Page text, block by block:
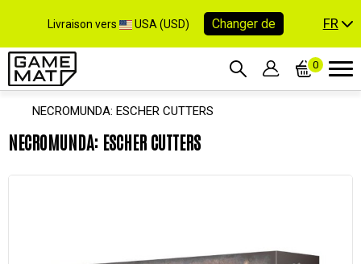
Livraison vers USA (USD) Changer de FR
0
NECROMUNDA: ESCHER CUTTERS
NECROMUNDA: ESCHER CUTTERS